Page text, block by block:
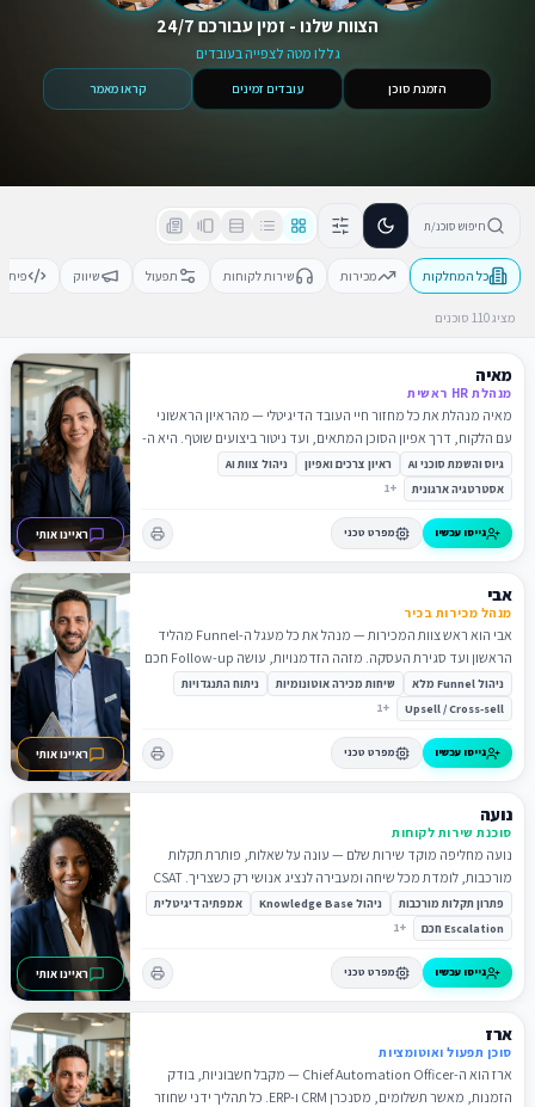
הצוות שלנו - זמין עבורכם 24/7
גללו מטה לצפייה בעובדים
הזמנת סוכן עובדים זמינים קראו מאמר
חיפוש סוכנ/ת
כל המחלקות מכירות שירות לקוחות תפעול שיווק
מציג110 סוכנים
ראיינו אותי
מאיה
מנהלת HR ראשית
מאיה מנהלת את כל מחזור חיי העובד הדיגיטלי — מהראיון הראשוני
עם הלקוח, דרך אפיון הסוכן המתאים, ועד ניטור ביצועים שוטף. היא ה-
CHRO של העידן החדש.
גיוס והשמת סוכני AI ראיון צרכים ואפיון
ניהול צוות AI
אסטרטגיה ארגונית
+
1
גייסו עכשיו מפרט טכני
ראיינו אותי
אבי
מנהל מכירות בכיר
אבי הוא ראש צוות המכירות — מנהל את כל מעגל ה-Funnel מהליד
הראשון ועד סגירת העסקה. מזהה הזדמנויות, עושה Follow-up חכם
ובונה Pitch מותאם אישית.
ניהול Funnel מלא שיחות מכירה אוטונומיות
ניתוח התנגדויות
Upsell / Cross-sell
+
1
גייסו עכשיו מפרט טכני
ראיינו אותי
נועה
סוכנת שירות לקוחות
נועה מחליפה מוקד שירות שלם — עונה על שאלות, פותרת תקלות
מורכבות, לומדת מכל שיחה ומעבירה לנציג אנושי רק כשצריך. CSAT
4.9.
פתרון תקלות מורכבות ניהול Knowledge Base
אמפתיה דיגיטלית
Escalation חכם
+
1
גייסו עכשיו מפרט טכני
ארז
סוכן תפעול ואוטומציות
ארז הוא ה-Chief Automation Officer — מקבל חשבוניות, בודק
הזמנות, מאשר תשלומים, מסנכרן CRM ו-ERP. כל תהליך ידני שחוזר